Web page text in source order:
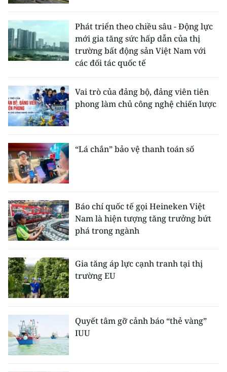
Phát triển theo chiều sâu - Động lực
mới gia tăng sức hấp dẫn của thị
trường bất động sản Việt Nam với
các đối tác quốc tế
Vai trò của đảng bộ, đảng viên tiên
phong làm chủ công nghệ chiến lược
“Lá chắn” bảo vệ thanh toán số
Báo chí quốc tế gọi Heineken Việt
Nam là hiện tượng tăng trưởng bứt
phá trong ngành
Gia tăng áp lực cạnh tranh tại thị
trường EU
Quyết tâm gỡ cảnh báo “thẻ vàng”
IUU